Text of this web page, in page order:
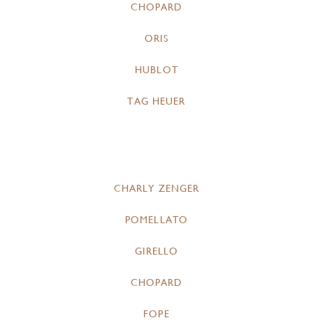
CHOPARD
ORIS
HUBLOT
TAG HEUER
CHARLY ZENGER
POMELLATO
GIRELLO
CHOPARD
FOPE